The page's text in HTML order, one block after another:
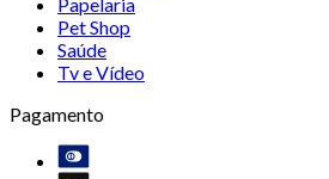
Pet Shop
Saúde
Tv e Vídeo
Pagamento